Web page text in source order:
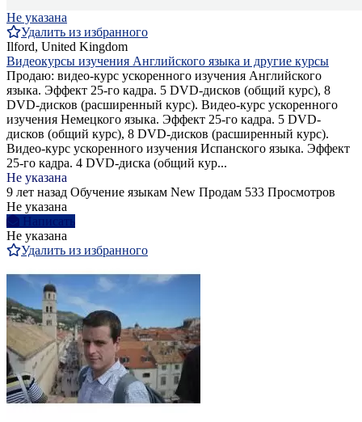
Не указана
Удалить из избранного
Ilford, United Kingdom
Видеокурсы изучения Английского языка и другие курсы
Продаю: видео-курс ускоренного изучения Английского
языка. Эффект 25-го кадра. 5 DVD-дисков (общий курс), 8
DVD-дисков (расширенный курс). Видео-курс ускоренного
изучения Немецкого языка. Эффект 25-го кадра. 5 DVD-
дисков (общий курс), 8 DVD-дисков (расширенный курс).
Видео-курс ускоренного изучения Испанского языка. Эффект
25-го кадра. 4 DVD-диска (общий кур...
Не указана
9 лет назад Обучение языкам New Продам 533 Просмотров
Не указана
Написать
Не указана
Удалить из избранного